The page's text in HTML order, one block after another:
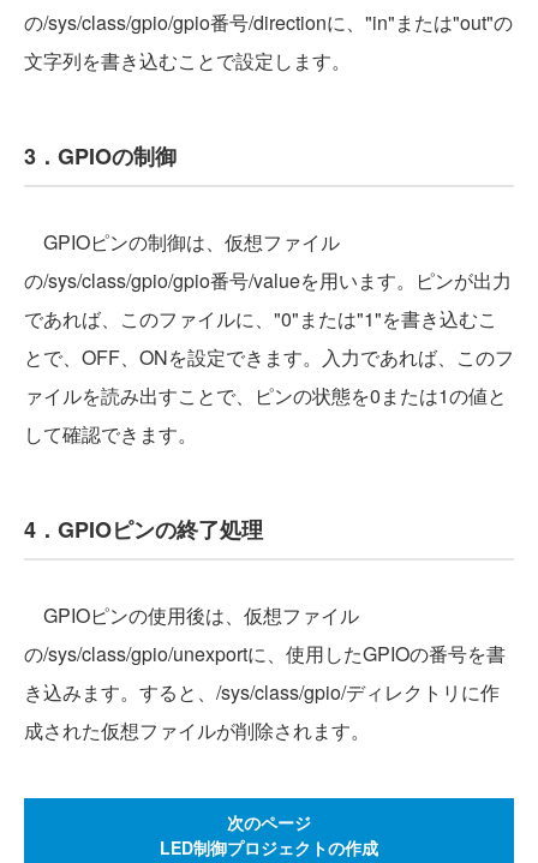
の/sys/class/gpio/gpio番号/directionに、"in"または"out"の
文字列を書き込むことで設定します。
3．GPIOの制御
GPIOピンの制御は、仮想ファイル
の/sys/class/gpio/gpio番号/valueを用います。ピンが出力
であれば、このファイルに、"0"または"1"を書き込むこ
とで、OFF、ONを設定できます。入力であれば、このフ
ァイルを読み出すことで、ピンの状態を0または1の値と
して確認できます。
4．GPIOピンの終了処理
GPIOピンの使用後は、仮想ファイル
の/sys/class/gpio/unexportに、使用したGPIOの番号を書
き込みます。すると、/sys/class/gpio/ディレクトリに作
成された仮想ファイルが削除されます。
次のページ
LED制御プロジェクトの作成